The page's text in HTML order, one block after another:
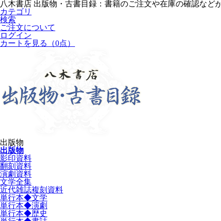
八木書店 出版物・古書目録：書籍のご注文や在庫の確認など
カテゴリ
検索
ご注文について
ログイン
カートを見る
（0点）
出版物
出版物
影印資料
翻刻資料
演劇資料
文学全集
近代雑誌複刻資料
単行本◆文学
単行本◆演劇
単行本◆歴史